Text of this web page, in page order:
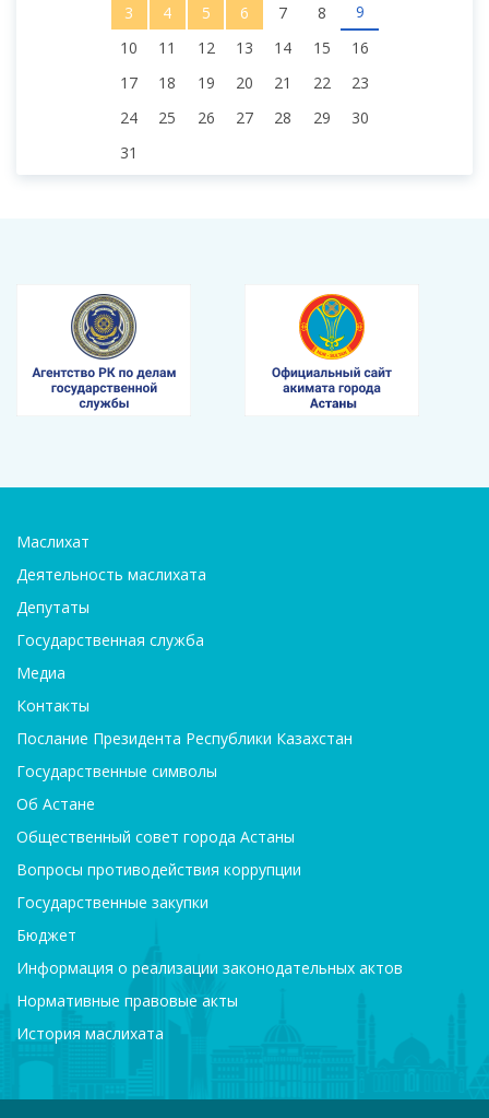
3
4 5 6 7 8
9
10
11 12 13 14 15
16
17
18 19 20 21 22
23
24
25 26 27 28 29
30
31
Маслихат
Деятельность маслихата
Депутаты
Государственная служба
Медиа
Контакты
Послание Президента Республики Казахстан
Государственные символы
Об Астане
Общественный совет города Астаны
Вопросы противодействия коррупции
Государственные закупки
Бюджет
Информация о реализации законодательных актов
Нормативные правовые акты
История маслихата